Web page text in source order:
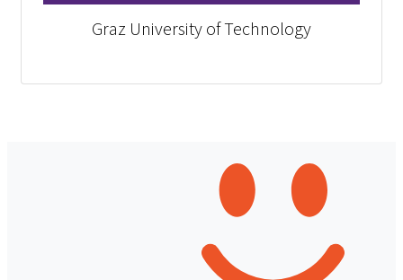
Graz University of Technology